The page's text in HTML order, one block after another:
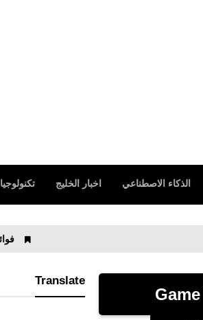
الذكاء الاصطناعي اخبار الخليج تكنولوجيا
فوائد الثوم للشعر
Translate